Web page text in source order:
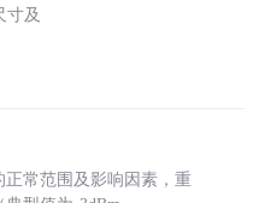
寸及
常范围及影响因素，重